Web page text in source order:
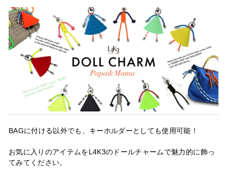
BAGに付ける以外でも、キーホルダーとしても使用可能！
お気に入りのアイテムをL4K3のドールチャームで魅力的に飾っ
てみてください。